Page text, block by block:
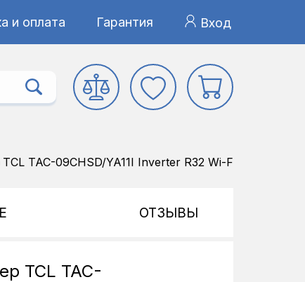
и оплата Гарантия Вход
TAC-09CHSD/YA11I Inverter R32 Wi-Fi
ОТЗЫВЫ
TCL TAC-